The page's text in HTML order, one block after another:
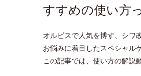
すすめの使い方
オルビスで人気を博す、シワ
お悩みに着目したスペシャル
この記事では、使い方の解説